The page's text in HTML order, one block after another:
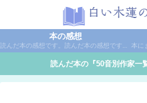
本の感想
読んだ本の感想です。読んだ本の感想です。本は作家名で50音別に分類しています。
読んだ本の『50音別作家一